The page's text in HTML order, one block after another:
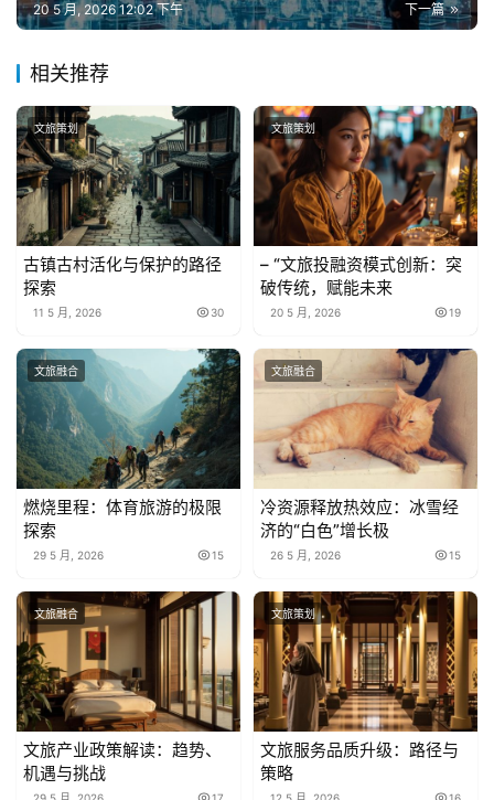
下一篇
20 5 月, 2026 12:02 下午
相关推荐
文旅策划
古镇古村活化与保护的路径
探索
11 5 月, 2026 30
文旅策划
– “文旅投融资模式创新：突
破传统，赋能未来
20 5 月, 2026 19
文旅融合
燃烧里程：体育旅游的极限
探索
29 5 月, 2026 15
文旅融合
冷资源释放热效应：冰雪经
济的“白色”增长极
26 5 月, 2026 15
文旅融合
文旅产业政策解读：趋势、
机遇与挑战
文旅策划
文旅服务品质升级：路径与
策略